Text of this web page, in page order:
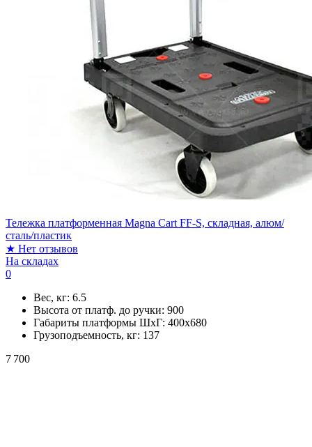
Тележка платформенная Magna Cart FF-S, складная, алюм/
сталь/пластик
★ Нет отзывов
На складах
0
Вес, кг: 6.5
Высота от платф. до ручки: 900
Габариты платформы ШxГ: 400х680
Грузоподъемность, кг: 137
7 700